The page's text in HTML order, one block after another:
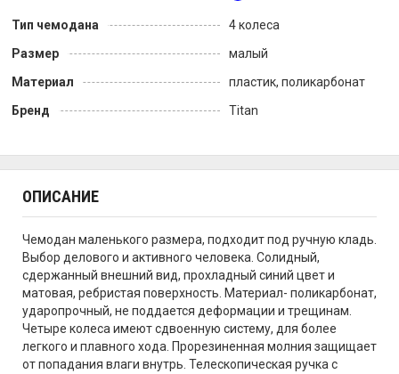
Тип чемодана
4 колеса
Размер
малый
Материал
пластик, поликарбонат
Бренд
Titan
ОПИСАНИЕ
Чемодан маленького размера, подходит под ручную кладь.
Выбор делового и активного человека. Солидный,
сдержанный внешний вид, прохладный синий цвет и
матовая, ребристая поверхность. Материал- поликарбонат,
ударопрочный, не поддается деформации и трещинам.
Четыре колеса имеют сдвоенную систему, для более
легкого и плавного хода. Прорезиненная молния защищает
от попадания влаги внутрь. Телескопическая ручка с